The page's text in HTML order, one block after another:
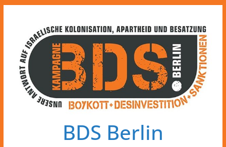
springen
BDS Berlin